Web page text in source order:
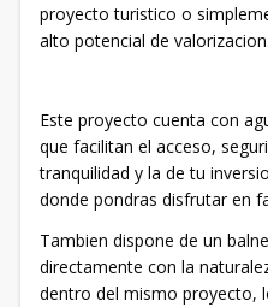
proyecto turistico o
alto potencial de valorizacion.
Este proyecto cuenta con
que facilitan el acceso,
tranquilidad y la de tu
donde pondras disfrutar en
Tambien dispone de un
directamente con la
dentro del mismo proyecto,